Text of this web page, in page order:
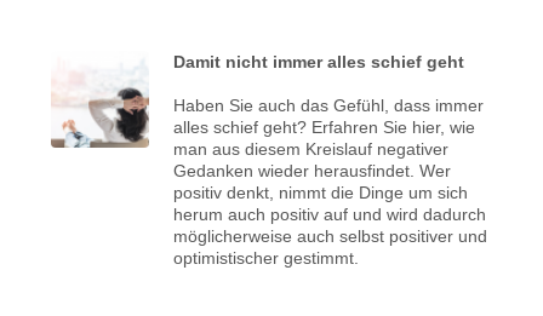
Damit nicht immer alles schief geht
Haben Sie auch das Gefühl, dass immer
alles schief geht? Erfahren Sie hier, wie
man aus diesem Kreislauf negativer
Gedanken wieder herausfindet. Wer
positiv denkt, nimmt die Dinge um sich
herum auch positiv auf und wird dadurch
möglicherweise auch selbst positiver und
optimistischer gestimmt.